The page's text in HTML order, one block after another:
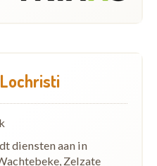
diensten aan in
Zelzate